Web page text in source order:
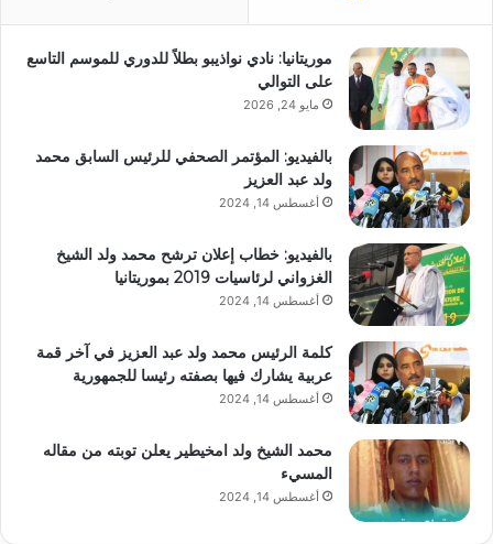
موريتانيا: نادي نواذيبو بطلاً للدوري للموسم التاسع
على التوالي
مايو 24, 2026
بالفيديو: المؤتمر الصحفي للرئيس السابق محمد
ولد عبد العزيز
أغسطس 14, 2024
بالفيديو: خطاب إعلان ترشح محمد ولد الشيخ
الغزواني لرئاسيات 2019 بموريتانيا
أغسطس 14, 2024
كلمة الرئيس محمد ولد عبد العزيز في آخر قمة
عربية يشارك فيها بصفته رئيسا للجمهورية
أغسطس 14, 2024
محمد الشيخ ولد امخيطير يعلن توبته من مقاله
المسيء
أغسطس 14, 2024